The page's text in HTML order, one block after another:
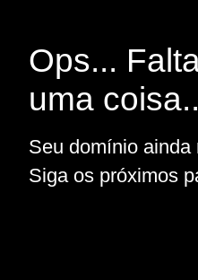
Ops...
uma
Seu domínio ainda
Siga os próximos